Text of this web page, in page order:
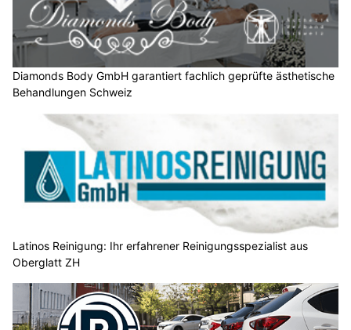
Diamonds Body GmbH garantiert fachlich geprüfte ästhetische
Behandlungen Schweiz
Latinos Reinigung: Ihr erfahrener Reinigungsspezialist aus
Oberglatt ZH